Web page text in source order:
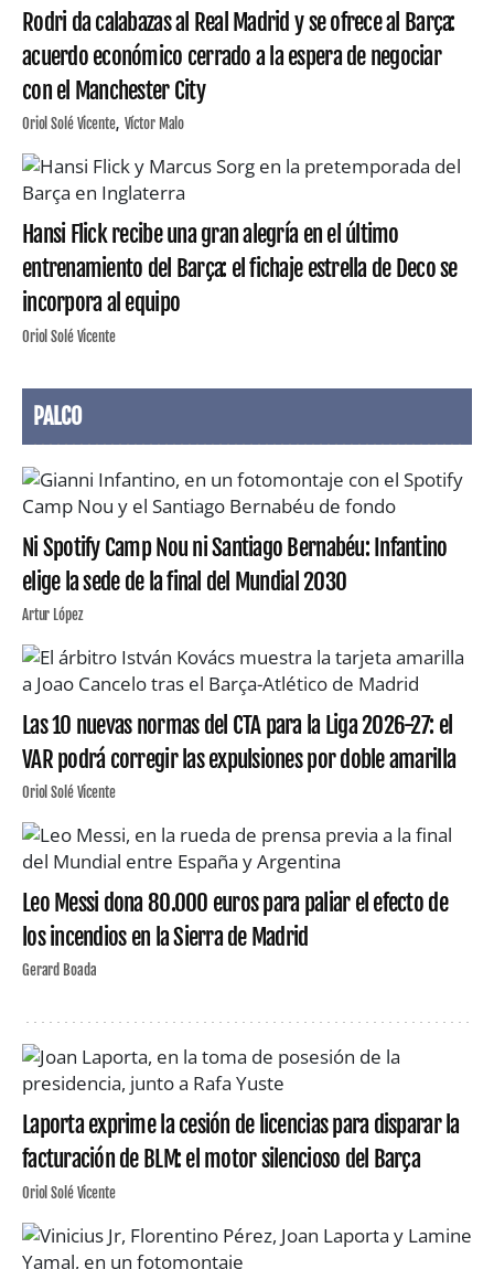
Rodri da calabazas al Real Madrid y se ofrece al Barça:
acuerdo económico cerrado a la espera de negociar
con el Manchester City
Oriol Solé Vicente Víctor Malo
Hansi Flick recibe una gran alegría en el último
entrenamiento del Barça: el fichaje estrella de Deco se
incorpora al equipo
Oriol Solé Vicente
PALCO
Ni Spotify Camp Nou ni Santiago Bernabéu: Infantino
elige la sede de la final del Mundial 2030
Artur López
Las 10 nuevas normas del CTA para la Liga 2026-27: el
VAR podrá corregir las expulsiones por doble amarilla
Oriol Solé Vicente
Leo Messi dona 80.000 euros para paliar el efecto de
los incendios en la Sierra de Madrid
Gerard Boada
Laporta exprime la cesión de licencias para disparar la
facturación de BLM: el motor silencioso del Barça
Oriol Solé Vicente